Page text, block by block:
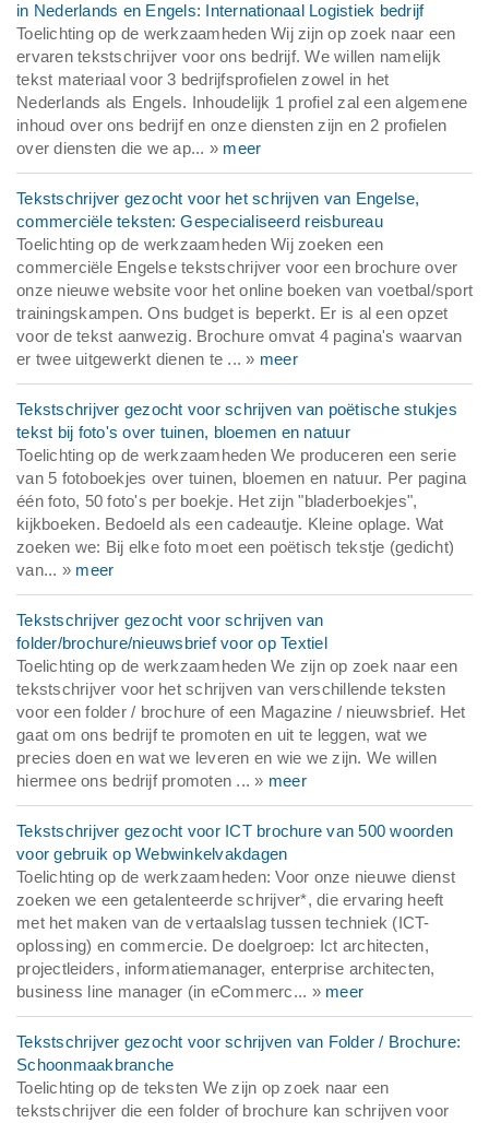
in Nederlands en Engels: Internationaal Logistiek bedrijf
Toelichting op de werkzaamheden Wij zijn op zoek naar een
ervaren tekstschrijver voor ons bedrijf. We willen namelijk
tekst materiaal voor 3 bedrijfsprofielen zowel in het
Nederlands als Engels. Inhoudelijk 1 profiel zal een algemene
inhoud over ons bedrijf en onze diensten zijn en 2 profielen
over diensten die we ap... » meer
Tekstschrijver gezocht voor het schrijven van Engelse,
commerciële teksten: Gespecialiseerd reisbureau
Toelichting op de werkzaamheden Wij zoeken een
commerciële Engelse tekstschrijver voor een brochure over
onze nieuwe website voor het online boeken van voetbal/sport
trainingskampen. Ons budget is beperkt. Er is al een opzet
voor de tekst aanwezig. Brochure omvat 4 pagina's waarvan
er twee uitgewerkt dienen te ... » meer
Tekstschrijver gezocht voor schrijven van poëtische stukjes
tekst bij foto's over tuinen, bloemen en natuur
Toelichting op de werkzaamheden We produceren een serie
van 5 fotoboekjes over tuinen, bloemen en natuur. Per pagina
één foto, 50 foto's per boekje. Het zijn "bladerboekjes",
kijkboeken. Bedoeld als een cadeautje. Kleine oplage. Wat
zoeken we: Bij elke foto moet een poëtisch tekstje (gedicht)
van... » meer
Tekstschrijver gezocht voor schrijven van
folder/brochure/nieuwsbrief voor op Textiel
Toelichting op de werkzaamheden We zijn op zoek naar een
tekstschrijver voor het schrijven van verschillende teksten
voor een folder / brochure of een Magazine / nieuwsbrief. Het
gaat om ons bedrijf te promoten en uit te leggen, wat we
precies doen en wat we leveren en wie we zijn. We willen
hiermee ons bedrijf promoten ... » meer
Tekstschrijver gezocht voor ICT brochure van 500 woorden
voor gebruik op Webwinkelvakdagen
Toelichting op de werkzaamheden: Voor onze nieuwe dienst
zoeken we een getalenteerde schrijver*, die ervaring heeft
met het maken van de vertaalslag tussen techniek (ICT-
oplossing) en commercie. De doelgroep: Ict architecten,
projectleiders, informatiemanager, enterprise architecten,
business line manager (in eCommerc... » meer
Tekstschrijver gezocht voor schrijven van Folder / Brochure:
Schoonmaakbranche
Toelichting op de teksten We zijn op zoek naar een
tekstschrijver die een folder of brochure kan schrijven voor